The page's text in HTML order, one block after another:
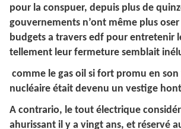
pour la conspuer, depuis plus de
gouvernements n’ont même plus
budgets a travers edf pour entretenir
tellement leur fermeture semblait
comme le gas oil si fort promu en
nucléaire était devenu un vestige
A contrario, le tout électrique
ahurissant il y a vingt ans, et réservé